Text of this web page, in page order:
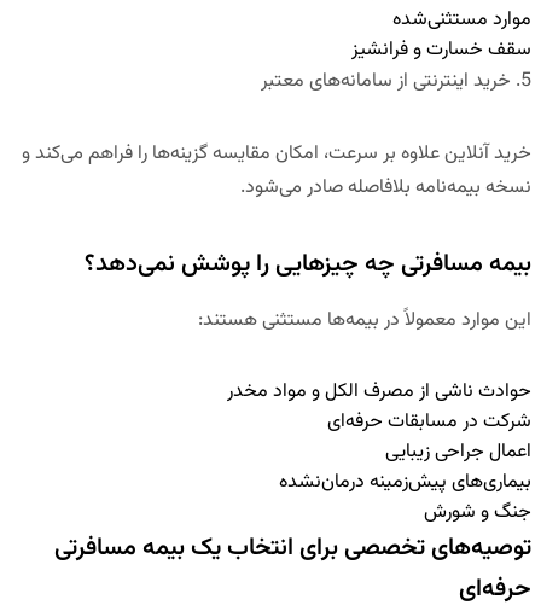
موارد مستثنی‌شده
سقف خسارت و فرانشیز
5. خرید اینترنتی از سامانه‌های معتبر
خرید آنلاین علاوه بر سرعت، امکان مقایسه گزینه‌ها را فراهم می‌کند و
نسخه بیمه‌نامه بلافاصله صادر می‌شود.
بیمه مسافرتی چه چیزهایی را پوشش نمی‌دهد؟
این موارد معمولاً در بیمه‌ها مستثنی هستند:
حوادث ناشی از مصرف الکل و مواد مخدر
شرکت در مسابقات حرفه‌ای
اعمال جراحی زیبایی
بیماری‌های پیش‌زمینه درمان‌نشده
جنگ و شورش
توصیه‌های تخصصی برای انتخاب یک بیمه مسافرتی
حرفه‌ای